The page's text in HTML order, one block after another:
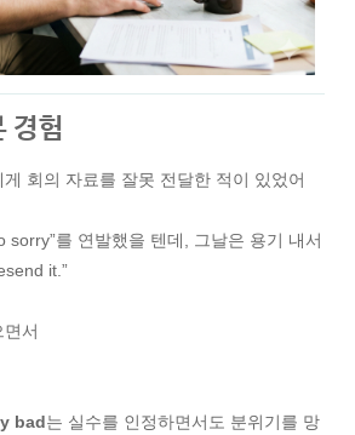
경험
회의 자료를 잘못 전달한 적이 있었어
sorry”를 연발했을 텐데, 그날은 용기 내서
it.”
서
bad는 실수를 인정하면서도 분위기를 망